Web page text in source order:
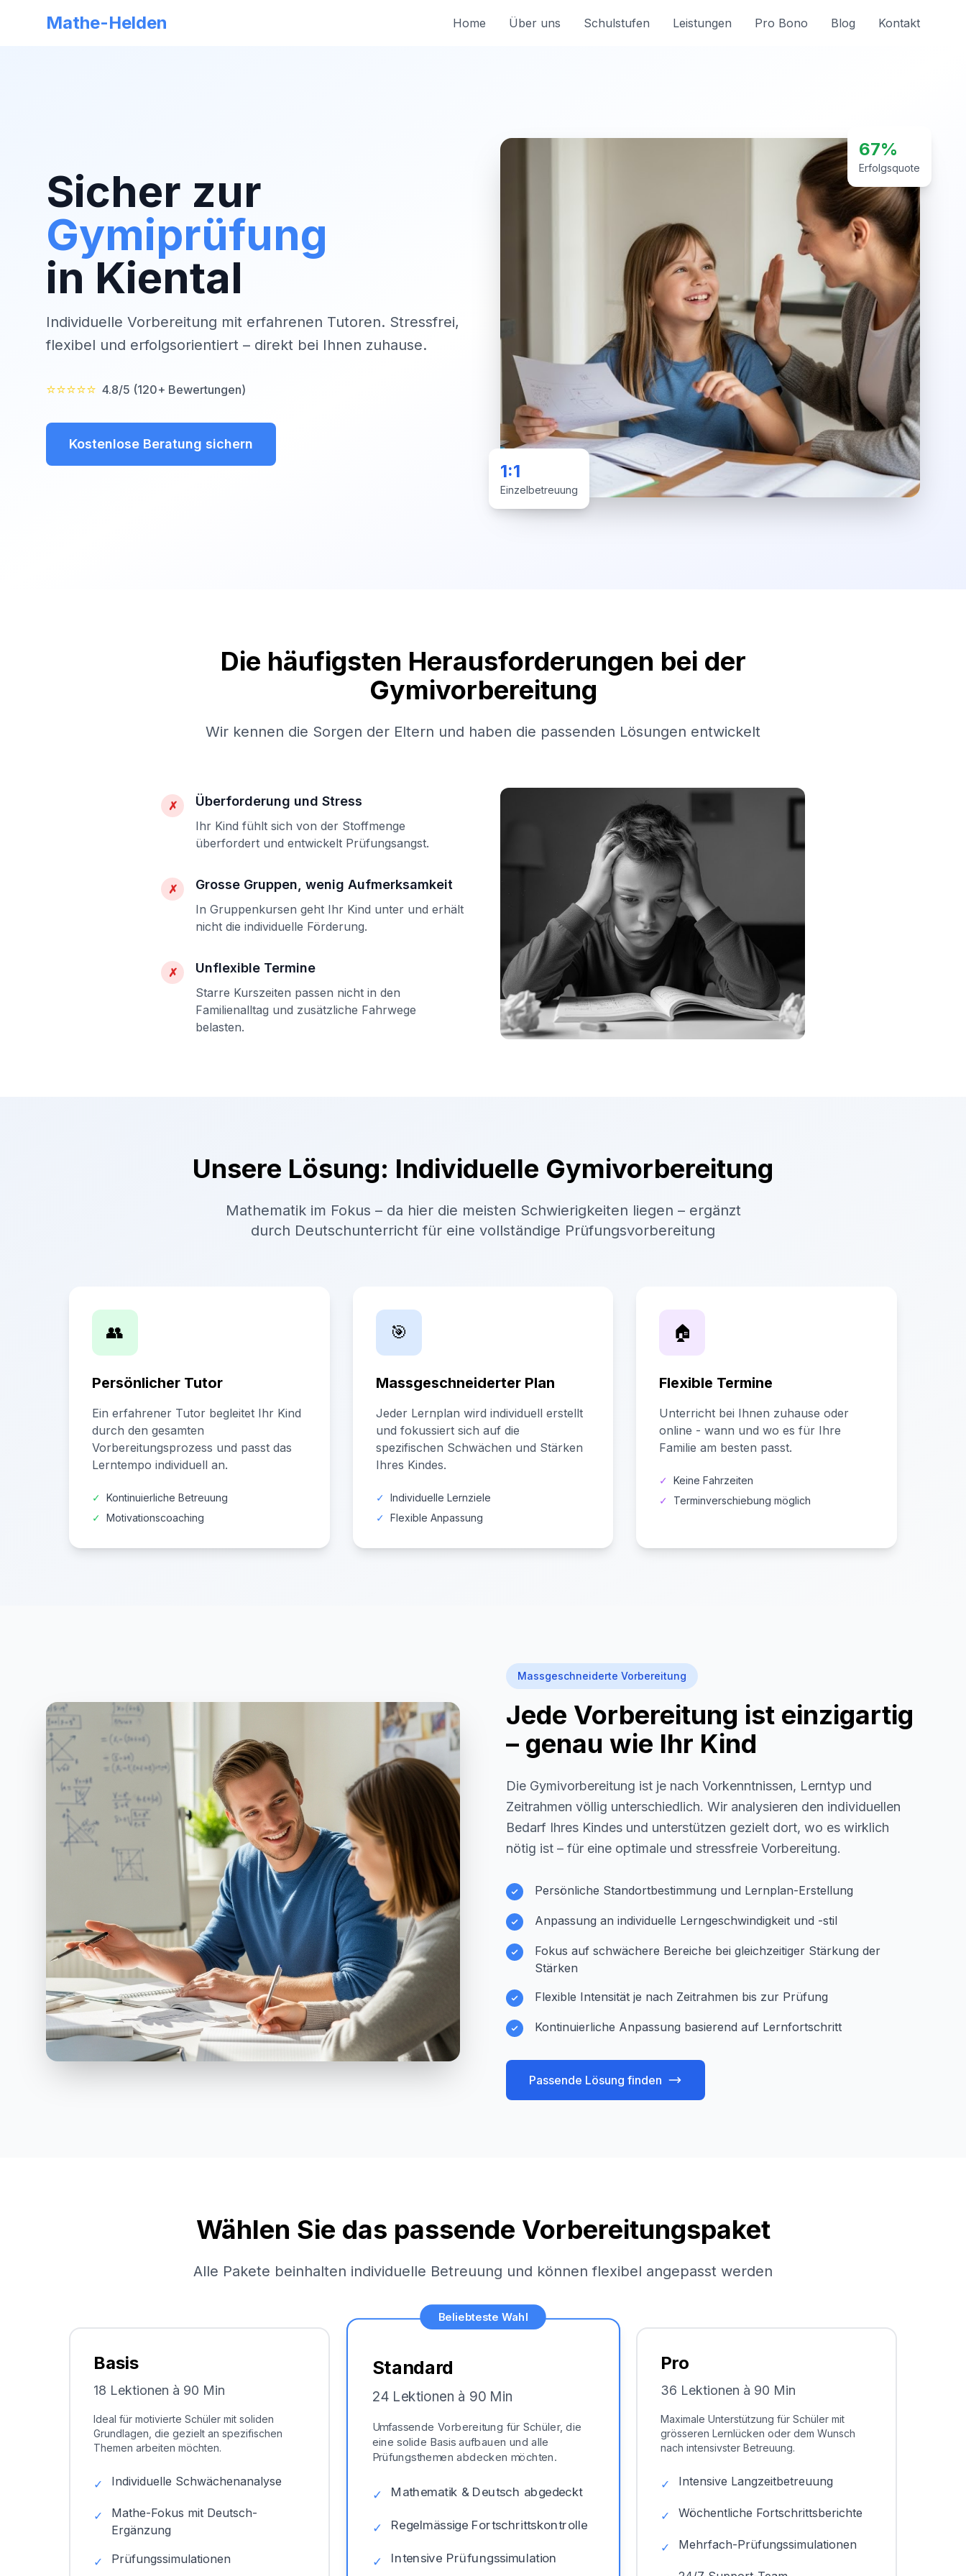
Mathe-Helden Home Über uns Schulstufen Leistungen Pro Bono Blog Kontakt
Sicher zur
Gymiprüfung
in Kiental
Individuelle Vorbereitung mit erfahrenen Tutoren. Stressfrei,
flexibel und erfolgsorientiert – direkt bei Ihnen zuhause.
⭐⭐⭐⭐⭐ 4.8/5 (120+ Bewertungen)
Kostenlose Beratung sichern
67%
Erfolgsquote
1:1
Einzelbetreuung
Die häufigsten Herausforderungen bei der
Gymivorbereitung
Wir kennen die Sorgen der Eltern und haben die passenden Lösungen entwickelt
✗ Überforderung und Stress
Ihr Kind fühlt sich von der Stoffmenge
überfordert und entwickelt Prüfungsangst.
✗ Grosse Gruppen, wenig Aufmerksamkeit
In Gruppenkursen geht Ihr Kind unter und erhält
nicht die individuelle Förderung.
✗ Unflexible Termine
Starre Kurszeiten passen nicht in den
Familienalltag und zusätzliche Fahrwege
belasten.
Unsere Lösung: Individuelle Gymivorbereitung
Mathematik im Fokus – da hier die meisten Schwierigkeiten liegen – ergänzt
durch Deutschunterricht für eine vollständige Prüfungsvorbereitung
👥
Persönlicher Tutor
Ein erfahrener Tutor begleitet Ihr Kind
durch den gesamten
Vorbereitungsprozess und passt das
Lerntempo individuell an.
✓ Kontinuierliche Betreuung
✓ Motivationscoaching
🎯
Massgeschneiderter Plan
Jeder Lernplan wird individuell erstellt
und fokussiert sich auf die
spezifischen Schwächen und Stärken
Ihres Kindes.
✓ Individuelle Lernziele
✓ Flexible Anpassung
🏠
Flexible Termine
Unterricht bei Ihnen zuhause oder
online - wann und wo es für Ihre
Familie am besten passt.
✓
Keine Fahrzeiten
✓
Terminverschiebung möglich
Massgeschneiderte Vorbereitung
Jede Vorbereitung ist einzigartig
– genau wie Ihr Kind
Die Gymivorbereitung ist je nach Vorkenntnissen, Lerntyp und
Zeitrahmen völlig unterschiedlich. Wir analysieren den individuellen
Bedarf Ihres Kindes und unterstützen gezielt dort, wo es wirklich
nötig ist – für eine optimale und stressfreie Vorbereitung.
Persönliche Standortbestimmung und Lernplan-Erstellung
Anpassung an individuelle Lerngeschwindigkeit und -stil
Fokus auf schwächere Bereiche bei gleichzeitiger Stärkung der
Stärken
Flexible Intensität je nach Zeitrahmen bis zur Prüfung
Kontinuierliche Anpassung basierend auf Lernfortschritt
Passende Lösung finden
Wählen Sie das passende Vorbereitungspaket
Alle Pakete beinhalten individuelle Betreuung und können flexibel angepasst werden
Basis
18 Lektionen à 90 Min
Ideal für motivierte Schüler mit soliden
Grundlagen, die gezielt an spezifischen
Themen arbeiten möchten.
✓ Individuelle Schwächenanalyse
✓
Mathe-Fokus mit Deutsch-
Ergänzung
✓ Prüfungssimulationen
Beliebteste Wahl
Standard
24 Lektionen à 90 Min
Umfassende Vorbereitung für Schüler, die
eine solide Basis aufbauen und alle
Prüfungsthemen abdecken möchten.
✓ Mathematik & Deutsch abgedeckt
✓ Regelmässige Fortschrittskontrolle
✓ Intensive Prüfungssimulation
Pro
36 Lektionen à 90 Min
Maximale Unterstützung für Schüler mit
grösseren Lernlücken oder dem Wunsch
nach intensivster Betreuung.
✓ Intensive Langzeitbetreuung
✓ Wöchentliche Fortschrittsberichte
✓ Mehrfach-Prüfungssimulationen